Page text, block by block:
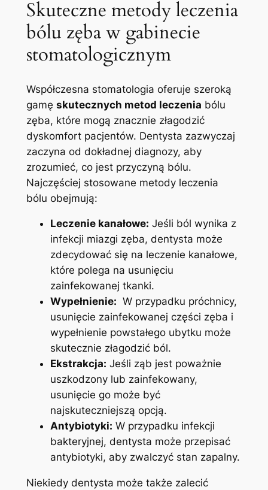
Skuteczne metody leczenia
bólu zęba w gabinecie
stomatologicznym
Współczesna stomatologia oferuje szeroką
gamę skutecznych metod leczenia bólu
zęba, które mogą znacznie złagodzić
dyskomfort pacjentów. Dentysta‌ zazwyczaj
zaczyna od dokładnej diagnozy, aby
zrozumieć, co jest przyczyną bólu.
⁢Najczęściej stosowane metody leczenia
bólu obejmują:
Leczenie kanałowe: ‌Jeśli ból wynika ⁢z
infekcji miazgi zęba, dentysta może
zdecydować się na ‍leczenie kanałowe,
które ​polega⁢ na usunięciu
zainfekowanej tkanki.
Wypełnienie: ⁢ W⁤ przypadku próchnicy,
usunięcie zainfekowanej części zęba i
wypełnienie ​powstałego ubytku może
skutecznie ‍złagodzić ból.
Ekstrakcja: Jeśli⁤ ząb ‌jest ‍poważnie ​
uszkodzony lub⁣ zainfekowany,‌
usunięcie go może być⁣
najskuteczniejszą opcją.
Antybiotyki: W przypadku infekcji
bakteryjnej,⁤ dentysta może przepisać
antybiotyki,⁣ aby ‍zwalczyć stan zapalny.
Niekiedy dentysta może także zalecić⁤